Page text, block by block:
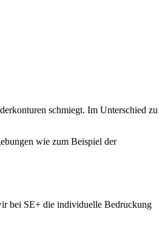
schmiegt. Im Unterschied zu
wie zum Beispiel der
bei SE+ die individuelle Bedruckung